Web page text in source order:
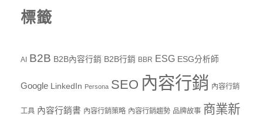
標籤
AI B2B B2B內容行銷 B2B行銷 BBR ESG ESG分析師
Google LinkedIn Persona SEO 內容行銷 內容行銷
工具 內容行銷書 內容行銷策略 內容行銷趨勢 品牌故事 商業新